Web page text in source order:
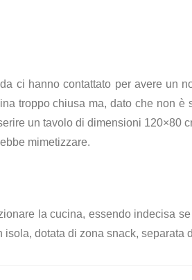
ci hanno contattato per avere un
troppo chiusa ma, dato che non
un tavolo di dimensioni 120×80
mimetizzare.
la cucina, essendo indecisa
isola, dotata di zona snack,